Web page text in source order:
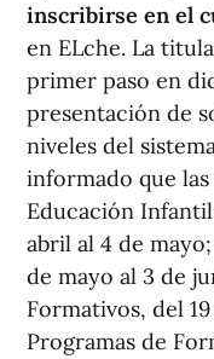
inscribirse en el
en ELche. La
primer paso en
presentación de
niveles del
informado que
Educación
abril al 4 de
de mayo al 3 de
Formativos, del
Programas de